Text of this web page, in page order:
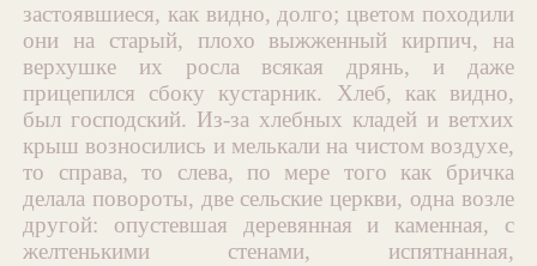
застоявшиеся, как видно, долго; цветом походили
они на старый, плохо выжженный кирпич, на
верхушке их росла всякая дрянь, и даже
прицепился сбоку кустарник. Хлеб, как видно,
был господский. Из-за хлебных кладей и ветхих
крыш возносились и мелькали на чистом воздухе,
то справа, то слева, по мере того как бричка
делала повороты, две сельские церкви, одна возле
другой: опустевшая деревянная и каменная, с
желтенькими стенами, испятнанная,